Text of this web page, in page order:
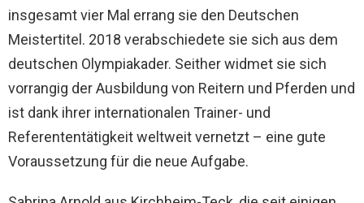
insgesamt vier Mal errang sie den Deutschen
Meistertitel. 2018 verabschiedete sie sich aus dem
deutschen Olympiakader. Seither widmet sie sich
vorrangig der Ausbildung von Reitern und Pferden und
ist dank ihrer internationalen Trainer- und
Referententätigkeit weltweit vernetzt – eine gute
Voraussetzung für die neue Aufgabe.